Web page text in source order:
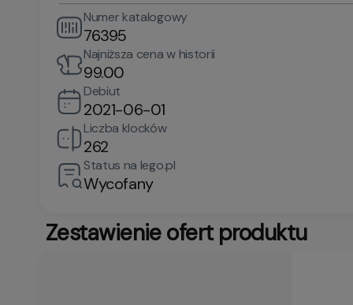
Numer katalogowy
76395
Najniższa cena w historii
99.00
Debiut
2021-06-01
Liczba klocków
262
Status na lego.pl
Wycofany
Zestawienie ofert produktu